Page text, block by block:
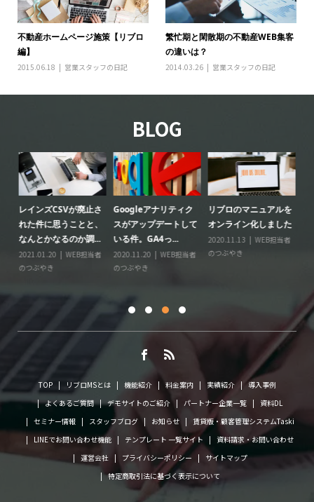
不動産ホームページ施策【リブロ
編】
2015.06.18 営業スタッフの日記
繁忙期と閑散期の不動産WEB集客
の違いは？
2014.03.26 営業スタッフの日記
BLOG
レインズCSVが廃止さ
れた件に思うことと、
なんとかなるのか調...
2021.01.20
WEB担当者
のつぶやき
Googleアナリティク
スがアップデートして
いる件。GA4っ...
2020.11.20
WEB担当者
のつぶやき
リブロのマニュアルを
オンライン化しました
2020.11.13
WEB担当者
のつぶやき
TOP リブロMSとは 機能紹介 料金案内 実績紹介
導入事例
よくあるご質問
デモサイトのご紹介 パートナー企業一覧
資料DL
セミナー情報
スタッフブログ お知らせ
賃貸版・顧客管理システムTaski
LINEでお問い合わせ機能
テンプレート 一覧サイト
資料請求・お問い合わせ
運営会社
プライバシーポリシー
サイトマップ
特定商取引法に基づく表示について